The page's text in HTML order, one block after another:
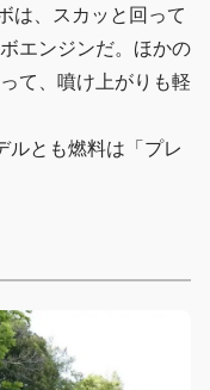
は、スカッと回って
エンジンだ。ほかの
て、噴け上がりも軽
ルとも燃料は「プレ